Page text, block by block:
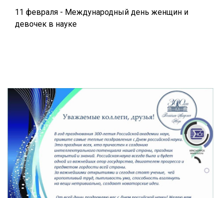
11 февраля - Международный день женщин и
девочек в науке